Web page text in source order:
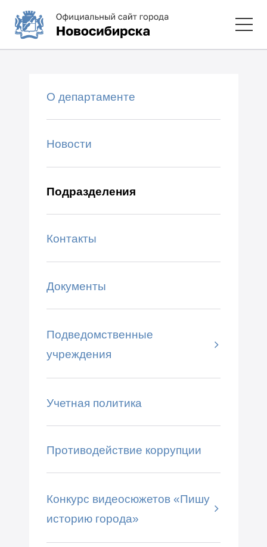
О департаменте
Новости
Подразделения
Контакты
Документы
Подведомственные
учреждения
Учетная политика
Противодействие коррупции
Конкурс видеосюжетов «Пишу
историю города»